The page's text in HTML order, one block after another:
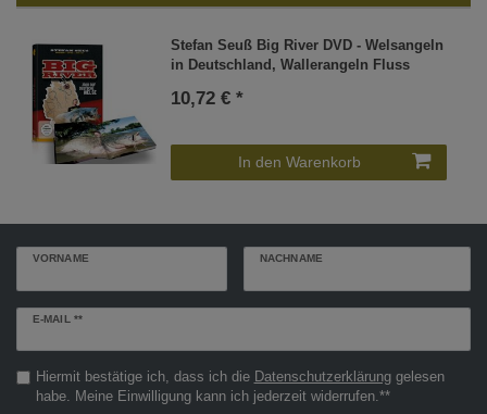
Stefan Seuß Big River DVD - Welsangeln
in Deutschland, Wallerangeln Fluss
10,72 € *
In den Warenkorb
VORNAME NACHNAME
E-MAIL **
Newsletter
Hiermit bestätige ich, dass ich die Daten­schutz­erklärunggelesen
habe. Meine Einwilligung kann ich jederzeit widerrufen.**